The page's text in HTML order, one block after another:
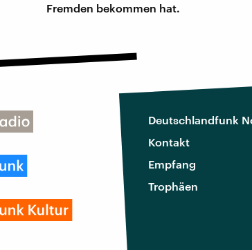
Fremden bekommen hat.
Deutschlandfunk
Kontakt
Empfang
Trophäen